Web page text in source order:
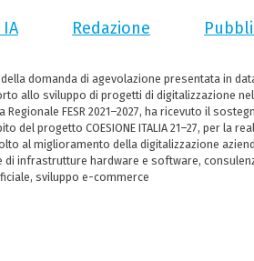
Redazione
della domanda di agevolazione presentata in
allo sviluppo di progetti di digitalizzazione
FESR 2021–2027, ha ricevuto il
del progetto COESIONE ITALIA 21–27, per la
al miglioramento della digitalizzazione
di infrastrutture hardware e software,
sviluppo e-commerce